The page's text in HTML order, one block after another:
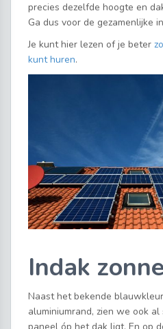
precies dezelfde hoogte en
Ga dus voor de gezamenlijke
Je kunt hier lezen of je beter
kunt huren.
Indak
Naast het bekende
aluminiumrand, zien we ook